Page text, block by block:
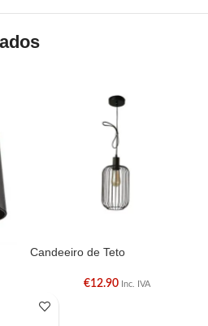
Candeeiro de Teto
€12.90 Inc. IVA